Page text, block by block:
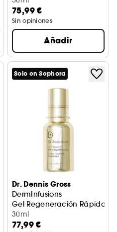
75,99 €
Sin opiniones
Añadir
Solo en Sephora
Dr. Dennis Gross
DermInfusions
Gel Regeneración Rápida
30ml
77,99 €